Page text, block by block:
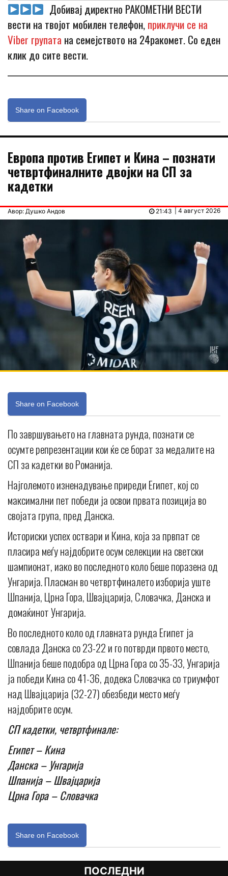
Добивај директно РАКОМЕТНИ ВЕСТИ
вести на твојот мобилен телефон,приклучи се на
Viber групата на семејството на 24ракомет. Со еден
клик до сите вести.
Share on Facebook
Европа против Египет и Кина – познати
четвртфиналните двојки на СП за
кадетки
Авор: Душко Андов | 4 август 2026
21:43
Share on Facebook
По завршувањето на главната рунда, познати се
осумте репрезентации кои ќе се борат за медалите на
СП за кадетки во Романија.
Најголемото изненадување приреди Египет, кој со
максимални пет победи ја освои првата позиција во
својата група, пред Данска.
Историски успех оствари и Кина, која за првпат се
пласира меѓу најдобрите осум селекции на светски
шампионат, иако во последното коло беше поразена од
Унгарија. Пласман во четвртфиналето изборија уште
Шпанија, Црна Гора, Швајцарија, Словачка, Данска и
домаќинот Унгарија.
Во последното коло од главната рунда Египет ја
совлада Данска со 23-22 и го потврди првото место,
Шпанија беше подобра од Црна Гора со 35-33, Унгарија
ја победи Кина со 41-36, додека Словачка со триумфот
над Швајцарија (32-27) обезбеди место меѓу
најдобрите осум.
СП кадетки, четвртфинале:
Египет – Кина
Данска – Унгарија
Шпанија – Швајцарија
Црна Гора – Словачка
Share on Facebook
ПОСЛЕДНИ